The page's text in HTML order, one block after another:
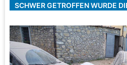
SCHWER GETROFFEN WURDE